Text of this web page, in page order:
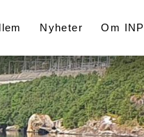
Nyheter Om INP